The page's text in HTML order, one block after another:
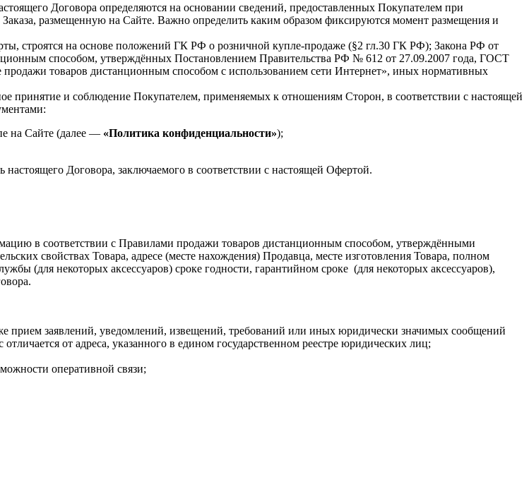
Договора определяются на основании сведений, предоставленных Покупателем при
размещенную на Сайте. Важно определить каким образом фиксируются момент размещения и
строятся на основе положений ГК РФ о розничной купле-продаже (§2 гл.30 ГК РФ); Закона РФ от
способом, утверждённых Постановлением Правительства РФ № 612 от 27.09.2007 года, ГОСТ
товаров дистанционным способом с использованием сети Интернет», иных нормативных
принятие и соблюдение Покупателем, применяемых к отношениям Сторон, в соответствии с настоящей
на Сайте (далее — «Политика конфиденциальности»);
Договора, заключаемого в соответствии с настоящей Офертой.
в соответствии с Правилами продажи товаров дистанционным способом, утверждёнными
свойствах Товара, адресе (месте нахождения) Продавца, месте изготовления Товара, полном
(для некоторых аксессуаров) сроке годности, гарантийном сроке (для некоторых аксессуаров),
прием заявлений, уведомлений, извещений, требований или иных юридически значимых сообщений
от адреса, указанного в едином государственном реестре юридических лиц;
оперативной связи;